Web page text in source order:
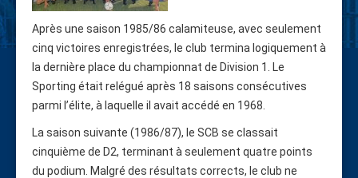
Après une saison 1985/86 calamiteuse, avec seulement
cinq victoires enregistrées, le club termina logiquement à
la dernière place du championnat de Division 1. Le
Sporting était relégué après 18 saisons consécutives
parmi l’élite, à laquelle il avait accédé en 1968.
La saison suivante (1986/87), le SCB se classait
cinquième de D2, terminant à seulement quatre points
du podium. Malgré des résultats corrects, le club ne